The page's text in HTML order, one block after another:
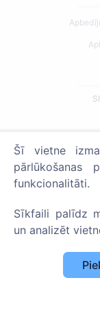
© 2013 -
Šī vietne
pārlūkošanas
funkcionalitāti.
Sīkfaili palīdz
un analizēt